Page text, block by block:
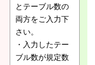
とテーブル数の
両方をご入力下
さい。
・入力したテー
ブル数が規定数